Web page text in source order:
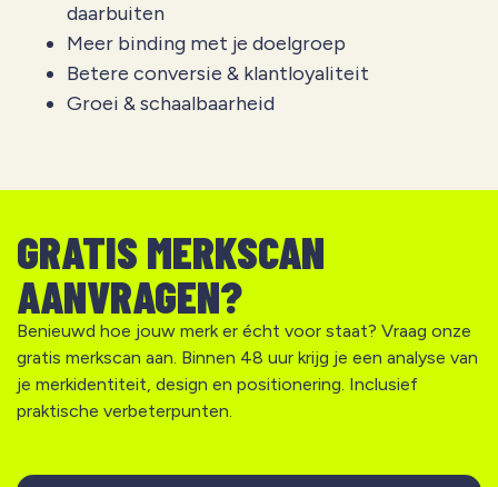
daarbuiten
Meer binding met je doelgroep
Betere conversie & klantloyaliteit
Groei & schaalbaarheid
GRATIS MERKSCAN
AANVRAGEN?
Benieuwd hoe jouw merk er écht voor staat? Vraag onze
gratis merkscan aan. Binnen 48 uur krijg je een analyse van
je merkidentiteit, design en positionering. Inclusief
praktische verbeterpunten.